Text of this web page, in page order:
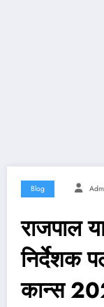
Blog
राजपाल
निर्देशक
कान्स